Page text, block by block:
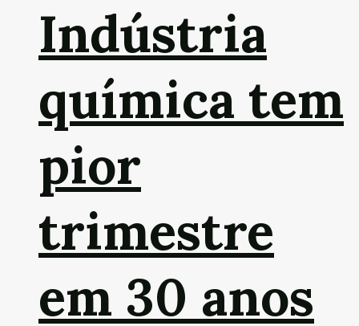
Indústria
química tem
pior
trimestre
em 30 anos